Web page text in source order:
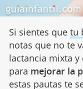
Si sientes que tu
notas que no te
lactancia mixta
para mejorar la
estas pautas te